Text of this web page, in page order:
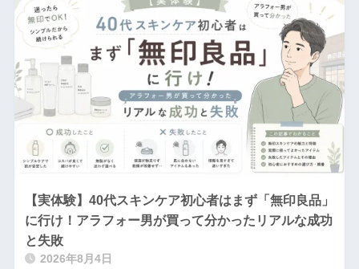
【実体験】40代スキンケア初心者はまず「無印良品」
に行け！アラフォー男が買って分かったリアルな成功
と失敗
2026年8月4日